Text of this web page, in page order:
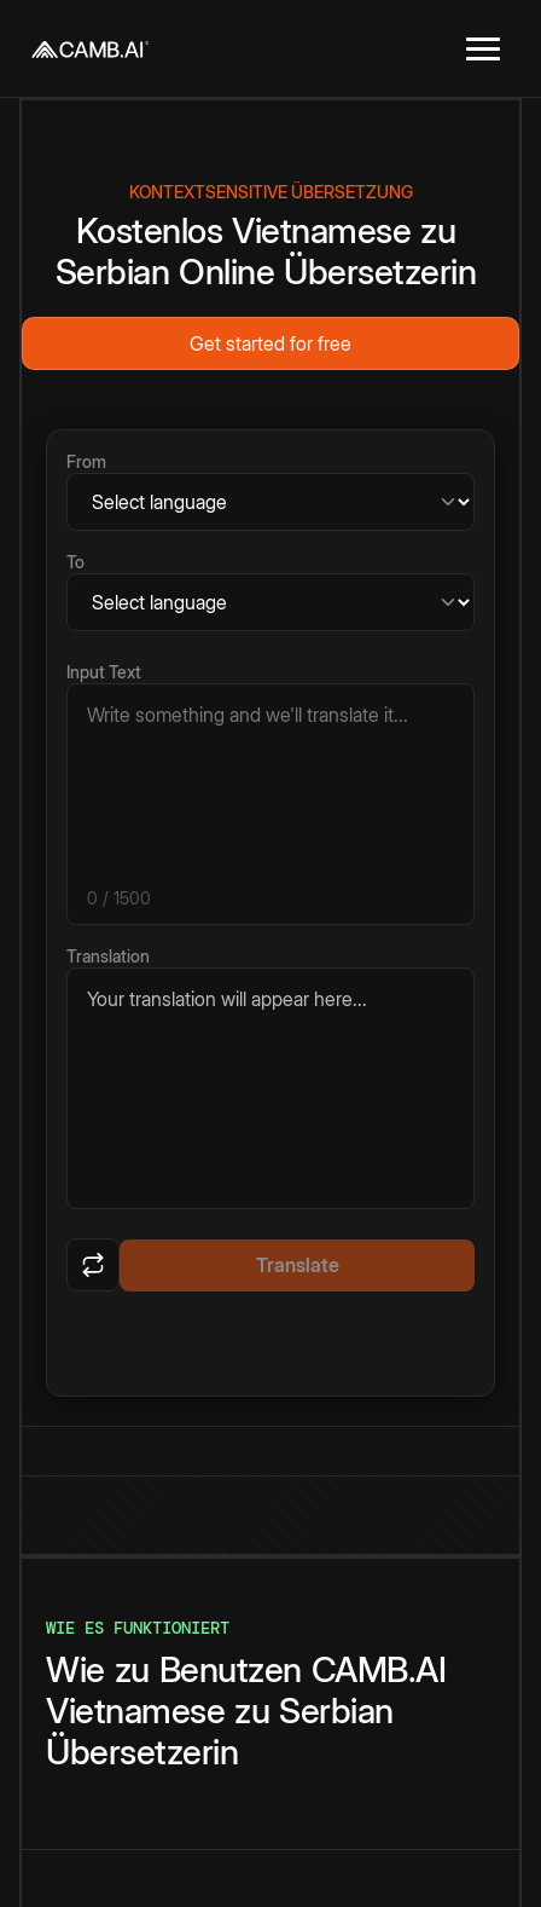
KONTEXTSENSITIVE ÜBERSETZUNG
Kostenlos Vietnamese zu
Serbian Online Übersetzerin
Get started for free
From
To
Input Text
0 / 1500
Translation
Your translation will appear here...
Translate
WIE ES FUNKTIONIERT
Wie zu Benutzen CAMB.AI
Vietnamese zu Serbian
Übersetzerin